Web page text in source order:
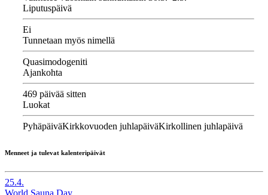
Liputuspäivä
Ei
Tunnetaan myös nimellä
Quasimodogeniti
Ajankohta
469 päivää sitten
Luokat
PyhäpäiväKirkkovuoden juhlapäiväKirkollinen juhlapäivä
Menneet ja tulevat kalenteripäivät
25.4.